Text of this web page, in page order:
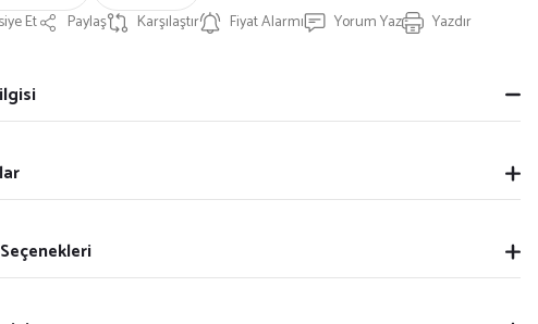
Et Paylaş Karşılaştır Fiyat Alarmı Yorum Yaz Yazdır